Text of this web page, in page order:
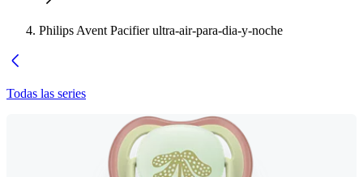
Philips Avent Pacifier ultra-air-para-dia-y-noche
Todas las series